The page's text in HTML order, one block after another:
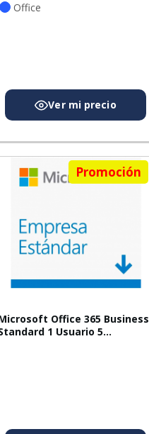
Office
Promoción
Office 365 Business
1 Usuario 5